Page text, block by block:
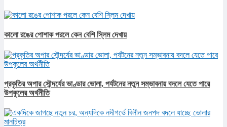
কালো রঙের পোশাক পরলে কেন বেশি স্লিম দেখায়
প্রকৃতির অপার সৌন্দর্যের ভাণ্ডার ভোলা, পর্যটনের নতুন সম্ভাবনায় বদলে যেতে পারে
উপকূলের অর্থনীতি